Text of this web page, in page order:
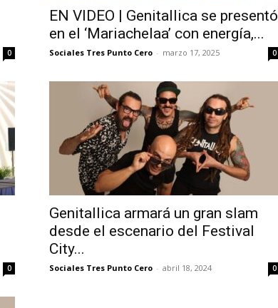
0
EN VIDEO | Genitallica se presentó
en el ‘Mariachelaa’ con energía,...
Sociales Tres Punto Cero - marzo 17, 2025 0
0
Genitallica armará un gran slam
desde el escenario del Festival
City...
Sociales Tres Punto Cero - abril 18, 2024 0